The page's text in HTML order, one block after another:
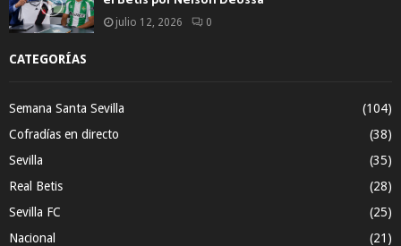
julio 12, 2026 0
CATEGORÍAS
Semana Santa Sevilla
(104)
Cofradías en directo
(38)
Sevilla
(35)
Real Betis
(28)
Sevilla FC
(25)
Nacional
(21)